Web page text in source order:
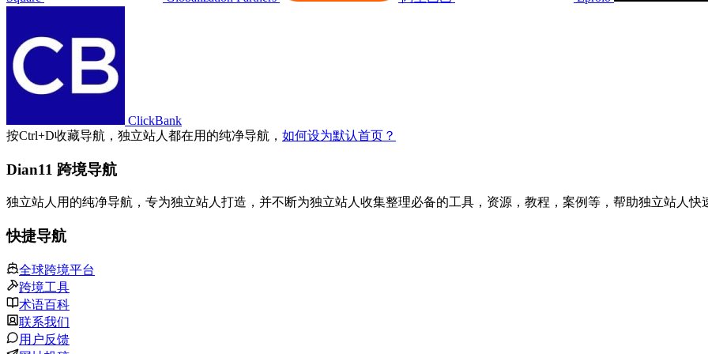
ClickBank
按Ctrl+D收藏导航，独立站人都在用的纯净导航， 如何设为默认首页？
Dian11 跨境导航
独立站人用的纯净导航，专为独立站人打造，并不断为独立站人收集整理必备的工具，资源，教程，案例等，帮助独立站人快
快捷导航
全球跨境平台
跨境工具
术语百科
联系我们
用户反馈